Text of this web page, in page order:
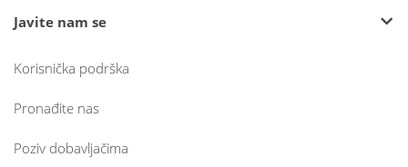
Javite nam se
Korisnička podrška
Pronađite nas
Poziv dobavljačima